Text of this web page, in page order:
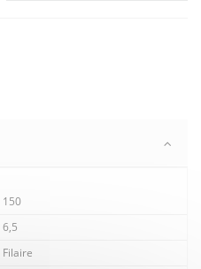
150
6,5
Filaire